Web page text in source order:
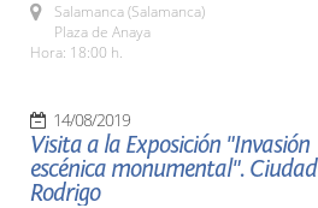
Salamanca (Salamanca)
Plaza de Anaya
Hora: 18:00 h.
14/08/2019
Visita a la Exposición "Invasión
escénica monumental". Ciudad
Rodrigo